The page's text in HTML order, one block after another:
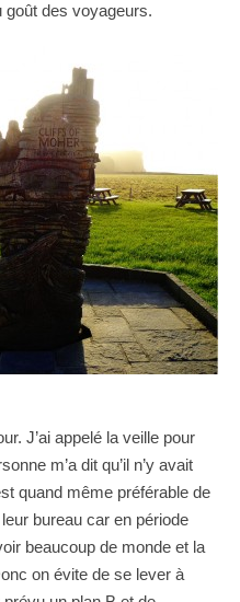
goût des voyageurs.
J’ai appelé la veille pour
m’a dit qu’il n’y avait
quand même préférable de
bureau car en période
beaucoup de monde et la
on évite de se lever à